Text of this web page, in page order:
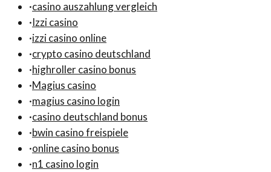
·casino auszahlung vergleich
·Izzi casino
·izzi casino online
·crypto casino deutschland
·highroller casino bonus
·Magius casino
·magius casino login
·casino deutschland bonus
·bwin casino freispiele
·online casino bonus
·n1 casino login